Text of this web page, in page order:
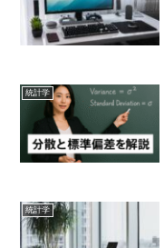
統計学
統計学